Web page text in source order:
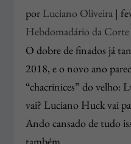
por Luciano Oliveira |
Hebdomadário da Corte
O dobre de finados já
2018, e o novo ano
“chacrinices” do velho:
vai? Luciano Huck vai
Ando cansado de tudo